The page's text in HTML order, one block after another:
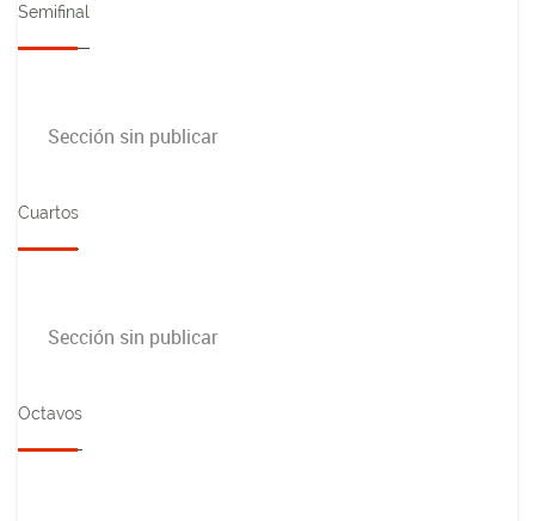
Semifinal
Sección sin publicar
Cuartos
Sección sin publicar
Octavos